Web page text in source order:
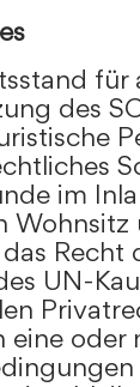
für
des
im
Recht
UN-
oder